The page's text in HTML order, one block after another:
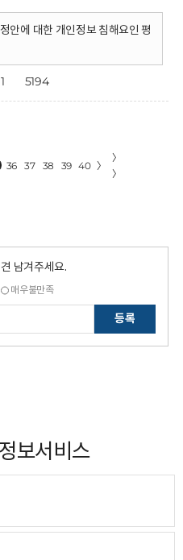
안에 대한 개인정보 침해요인 평
5194
36 37 38 39 40 〉
〉
〉
남겨주세요.
매우불만족
등록
보서비스